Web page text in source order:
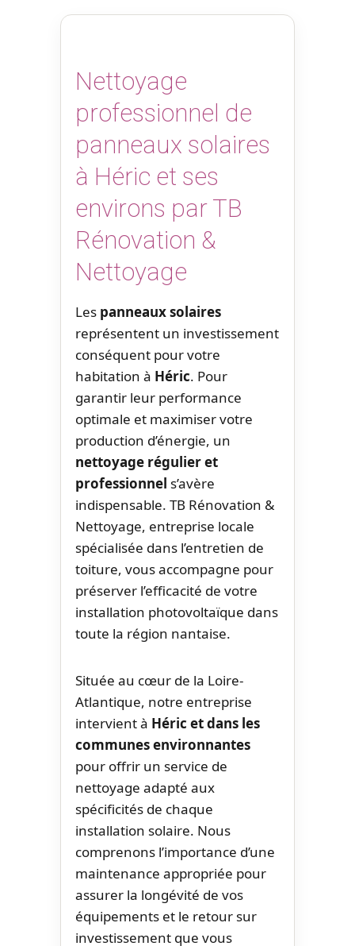
Nettoyage
professionnel de
panneaux solaires
à Héric et ses
environs par TB
Rénovation &
Nettoyage
Les panneaux solaires
représentent un investissement
conséquent pour votre
habitation à Héric. Pour
garantir leur performance
optimale et maximiser votre
production d’énergie, un
nettoyage régulier et
professionnel s’avère
indispensable. TB Rénovation &
Nettoyage, entreprise locale
spécialisée dans l’entretien de
toiture, vous accompagne pour
préserver l’efficacité de votre
installation photovoltaïque dans
toute la région nantaise.
Située au cœur de la Loire-
Atlantique, notre entreprise
intervient à Héric et dans les
communes environnantes
pour offrir un service de
nettoyage adapté aux
spécificités de chaque
installation solaire. Nous
comprenons l’importance d’une
maintenance appropriée pour
assurer la longévité de vos
équipements et le retour sur
investissement que vous